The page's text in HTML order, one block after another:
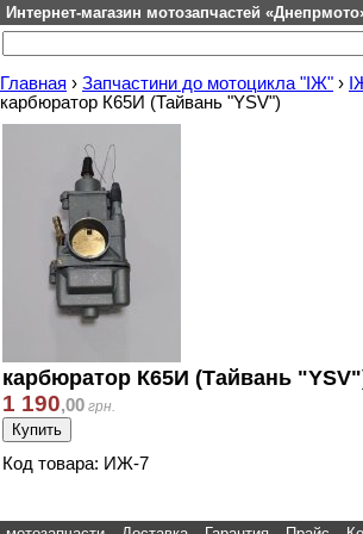
Интернет-магазин мотозапчастей
Главная › Запчастини до мотоцикла "ІЖ" ›
карбюратор К65И (Тайвань "YSV")
карбюратор К65И (Тайвань
1 190,00 грн.
Код товара: ИЖ-7